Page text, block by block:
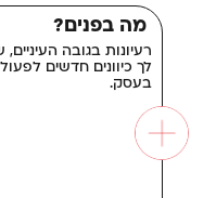
מה בפנים?
רעיונות בגובה
לך כיוונים חדשים
בעסק.